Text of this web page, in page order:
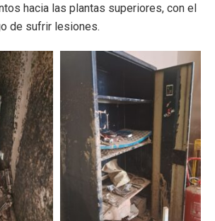
hacia las plantas superiores, con el
de sufrir lesiones.